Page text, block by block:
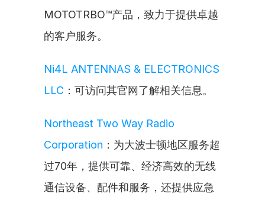
MOTOTRBO™产品，致力于提供卓越
的客户服务。
Ni4L ANTENNAS & ELECTRONICS
LLC ：可访问其官网了解相关信息。
Northeast Two Way Radio
Corporation ：为大波士顿地区服务超
过70年，提供可靠、经济高效的无线
通信设备、配件和服务，还提供应急